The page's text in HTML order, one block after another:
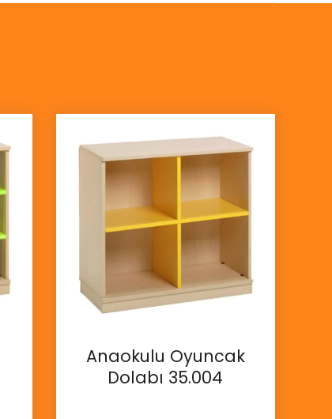
Anaokulu Oyuncak
Dolabı 35.004